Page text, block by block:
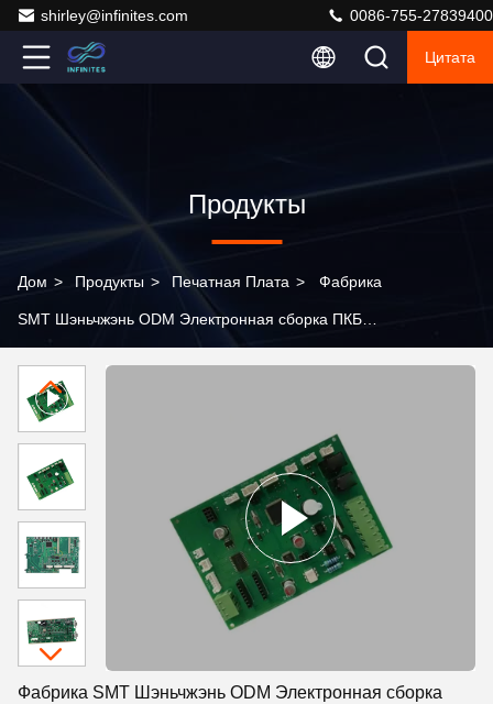
shirley@infinites.com 0086-755-27839400
Цитата
Продукты
Дом > Продукты > Печатная Плата > Фабрика
SMT Шэньчжэнь ODM Электронная сборка ПКБ
Фабрика SMT Шэньчжэнь ODM Электронная сборка